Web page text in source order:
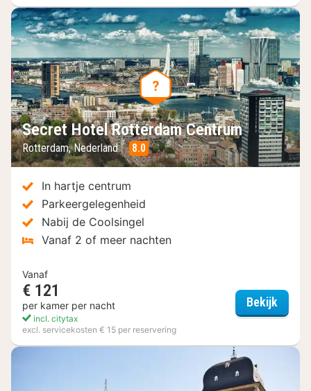
Secret Hotel Rotterdam Centrum
Rotterdam, Nederland 8.0
In hartje centrum
Parkeergelegenheid
Nabij de Coolsingel
Vanaf 2 of meer nachten
Vanaf
€ 121
per kamer per nacht
incl. citytax
excl. servicekosten € 15 per reservering
Bekijk